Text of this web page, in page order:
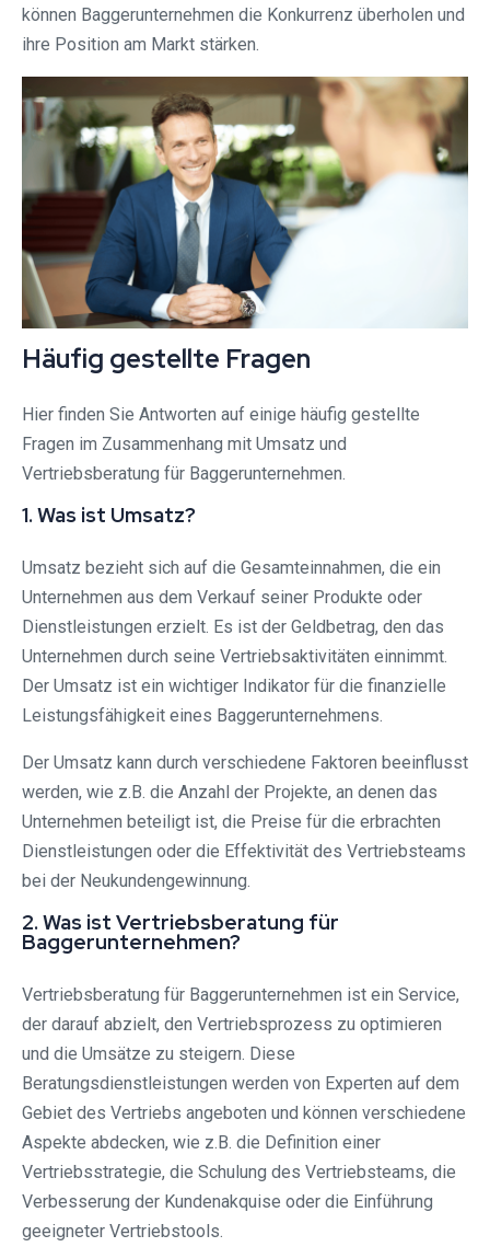
können Baggerunternehmen die Konkurrenz überholen und
ihre Position am Markt stärken.
Häufig gestellte Fragen
Hier finden Sie Antworten auf einige häufig gestellte
Fragen im Zusammenhang mit Umsatz und
Vertriebsberatung für Baggerunternehmen.
1. Was ist Umsatz?
Umsatz bezieht sich auf die Gesamteinnahmen, die ein
Unternehmen aus dem Verkauf seiner Produkte oder
Dienstleistungen erzielt. Es ist der Geldbetrag, den das
Unternehmen durch seine Vertriebsaktivitäten einnimmt.
Der Umsatz ist ein wichtiger Indikator für die finanzielle
Leistungsfähigkeit eines Baggerunternehmens.
Der Umsatz kann durch verschiedene Faktoren beeinflusst
werden, wie z.B. die Anzahl der Projekte, an denen das
Unternehmen beteiligt ist, die Preise für die erbrachten
Dienstleistungen oder die Effektivität des Vertriebsteams
bei der Neukundengewinnung.
2. Was ist Vertriebsberatung für
Baggerunternehmen?
Vertriebsberatung für Baggerunternehmen ist ein Service,
der darauf abzielt, den Vertriebsprozess zu optimieren
und die Umsätze zu steigern. Diese
Beratungsdienstleistungen werden von Experten auf dem
Gebiet des Vertriebs angeboten und können verschiedene
Aspekte abdecken, wie z.B. die Definition einer
Vertriebsstrategie, die Schulung des Vertriebsteams, die
Verbesserung der Kundenakquise oder die Einführung
geeigneter Vertriebstools.